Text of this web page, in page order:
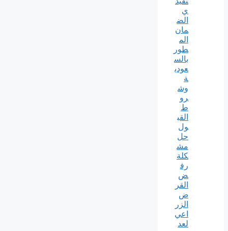
ي
الض
مان
الم
طور
بالس
عودي
ة
وش
رو
ط
القب
ول
حل
مش
كلة
رف
ض
القر
ض
الزر
اعي
لعد